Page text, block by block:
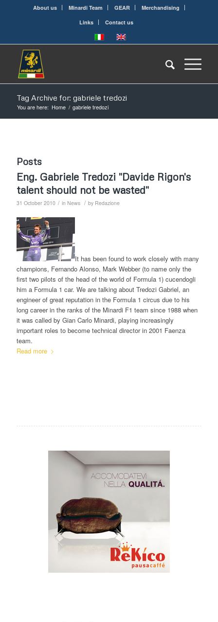
About us Minardi Team GEAR
Merchandising
Links
Contact us
Tag Archive for: gabriele tredozi
You are here: Home / gabriele tredozi
Posts
Eng. Gabriele Tredozi "Davide Rigon's
talent should not be wasted"
31 October 2010 / in News / by Redazione
It has been found to work closely with many
champions, Fernando Alonso, Mark Webber (to name only the
first two pilots of the head of the world of Formula 1) cucendogli
him a Formula 1 car. We are talking about Tredozi Gabriel, an
engineer of great reputation in the Formula 1 circus due to his
long career in the ranks of the Minardi F1 team since 1988 when
it was called by Gian Carlo Minardi, playing increasingly
important roles to become technical director in 2001 Faenza
team.
Read more